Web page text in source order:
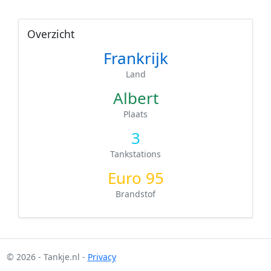
Overzicht
Frankrijk
Land
Albert
Plaats
3
Tankstations
Euro 95
Brandstof
© 2026 - Tankje.nl - Privacy